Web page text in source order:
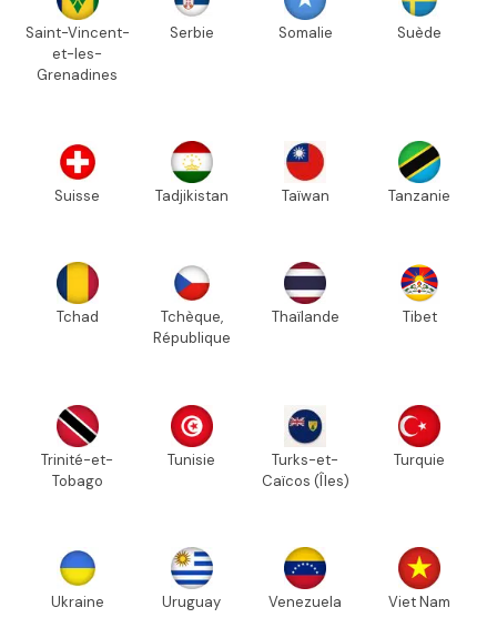
Saint-Vincent-
et-les-
Grenadines
Serbie Somalie Suède
Suisse Tadjikistan Taïwan Tanzanie
Tchad
Tchèque,
République
Thaïlande Tibet
Trinité-et-
Tobago
Tunisie
Turks-et-
Caïcos (Îles)
Turquie
Ukraine Uruguay Venezuela Viet Nam